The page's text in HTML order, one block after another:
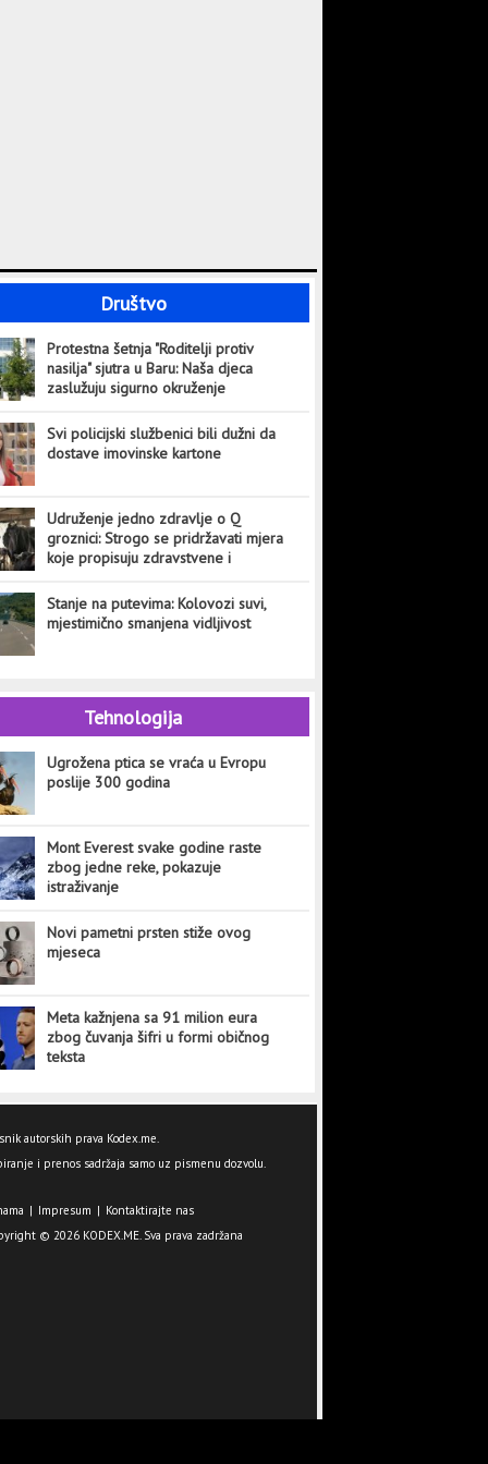
Društvo
Protestna šetnja "Roditelji protiv
nasilja" sjutra u Baru: Naša djeca
zaslužuju sigurno okruženje
Svi policijski službenici bili dužni da
dostave imovinske kartone
Udruženje jedno zdravlje o Q
groznici: Strogo se pridržavati mjera
koje propisuju zdravstvene i
Stanje na putevima: Kolovozi suvi,
mjestimično smanjena vidljivost
Tehnologija
Ugrožena ptica se vraća u Evropu
poslije 300 godina
Mont Everest svake godine raste
zbog jedne reke, pokazuje
istraživanje
Novi pametni prsten stiže ovog
mjeseca
Meta kažnjena sa 91 milion eura
zbog čuvanja šifri u formi običnog
teksta
autorskih prava Kodex.me.
i prenos sadržaja samo uz pismenu dozvolu.
| Impresum | Kontaktirajte nas
© 2026 KODEX.ME. Sva prava zadržana